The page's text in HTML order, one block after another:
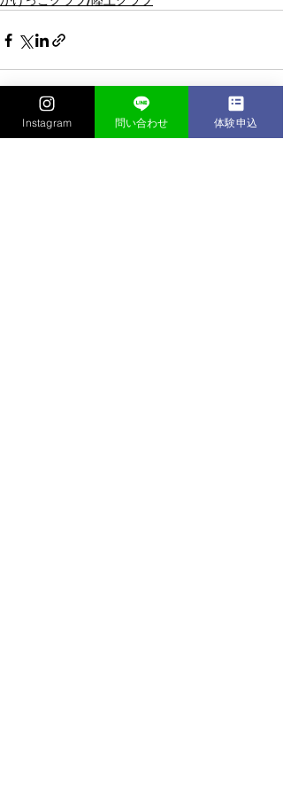
最新記事 すべて表示
Instagram 問い合わせ 体験申込